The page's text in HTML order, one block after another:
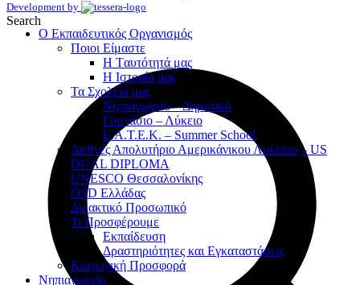
Development by
Search
Ο Εκπαιδευτικός Οργανισμός
Ποιοι Είμαστε
Η Tαυτότητά μας
Η Ιστορία μας
Τα Σχολεία μας
Νηπιαγωγείο – Δημοτικό
Γυμνάσιο – Λύκειο
Ε.Α.Τ.Ε.Κ. – Summer School
Διεθνές Απολυτήριο Αμερικάνικου Λυκείου – US
DUAL DIPLOMA
UNESCO Θεσσαλονίκης
ÖSD Ελλάδας
Διδακτικό Προσωπικό
Τι Προσφέρουμε
Eκπαίδευση
Δραστηριότητες και Εγκαταστάσεις
Κοινωνική Προσφορά
Νηπιαγωγείο